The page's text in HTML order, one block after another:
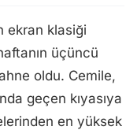
ekran klasiği
üçüncü
oldu. Cemile,
geçen kıyasıya
en yüksek